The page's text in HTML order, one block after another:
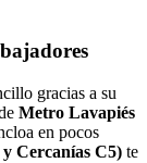
gracias a su
Metro Lavapiés
en pocos
Cercanías C5) te